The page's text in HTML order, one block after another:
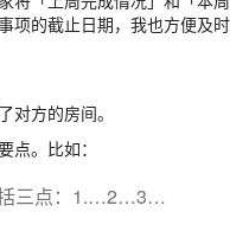
项的截止日期，我也方便及时
对方的房间。
点。比如：
括三点：1.…2…3…